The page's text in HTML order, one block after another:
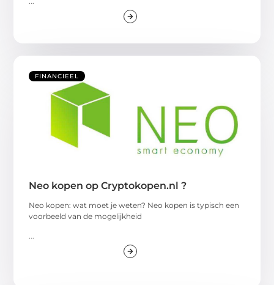
FINANCIEEL
Neo kopen op Cryptokopen.nl ?
Neo kopen: wat moet je weten? Neo kopen is typisch een
voorbeeld van de mogelijkheid
...